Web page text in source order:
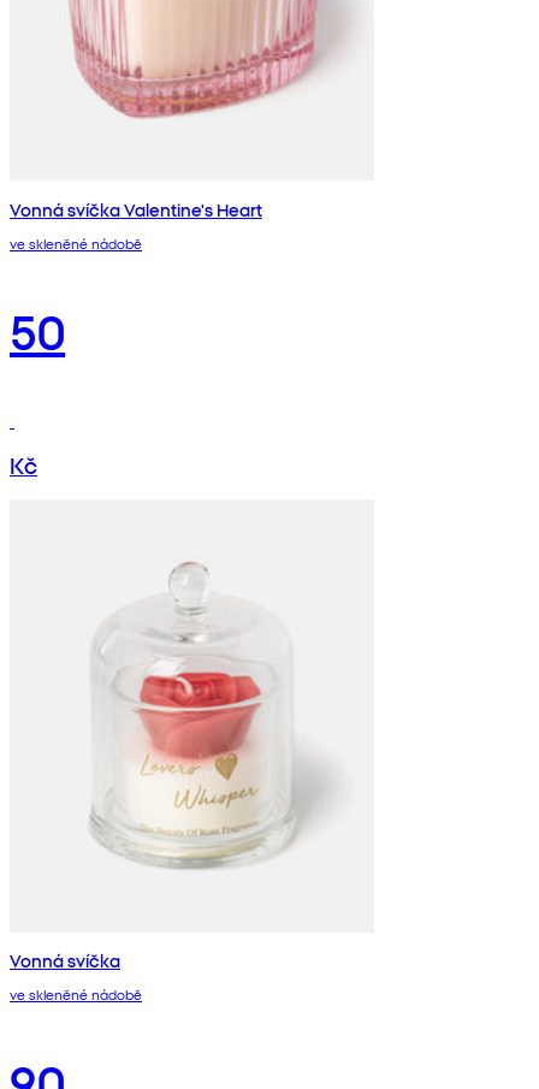
Vonná svíčka Valentine's Heart
ve skleněné nádobě
50
Kč
Vonná svíčka
ve skleněné nádobě